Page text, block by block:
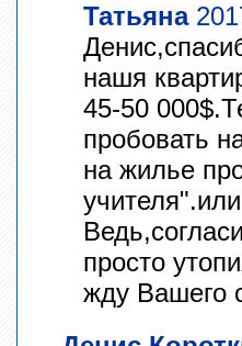
Татьяна
нашя
45-50
пробовать
на жилье
просто
жду Вашего